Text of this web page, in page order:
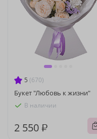
5 (670)
Букет "Любовь к жизни"
В наличии
2 550 ₽